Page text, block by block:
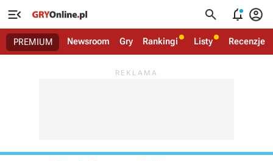
   
PREMIUM Newsroom Gry Rankingi Listy Recenzje